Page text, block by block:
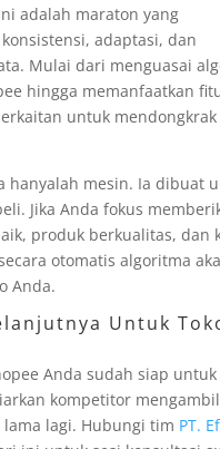
adalah maraton yang
adaptasi, dan
Mulai dari menguasai
hingga memanfaatkan
untuk mendongkrak
hanyalah mesin. Ia dibuat
Jika Anda fokus
produk berkualitas, dan
otomatis algoritma
Anda.
Untuk
Anda sudah siap
kompetitor
lagi. Hubungi tim PT.